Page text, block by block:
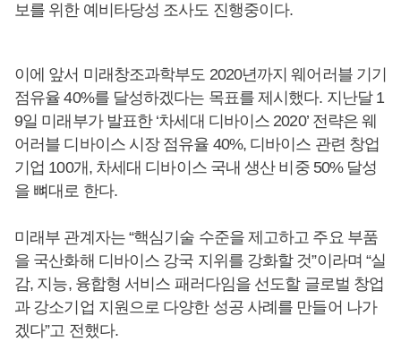
보를 위한 예비타당성 조사도 진행중이다.
이에 앞서 미래창조과학부도 2020년까지 웨어러블 기기
점유율 40%를 달성하겠다는 목표를 제시했다. 지난달 1
9일 미래부가 발표한 ‘차세대 디바이스 2020’ 전략은 웨
어러블 디바이스 시장 점유율 40%, 디바이스 관련 창업
기업 100개, 차세대 디바이스 국내 생산 비중 50% 달성
을 뼈대로 한다.
미래부 관계자는 “핵심기술 수준을 제고하고 주요 부품
을 국산화해 디바이스 강국 지위를 강화할 것”이라며 “실
감, 지능, 융합형 서비스 패러다임을 선도할 글로벌 창업
과 강소기업 지원으로 다양한 성공 사례를 만들어 나가
겠다”고 전했다.